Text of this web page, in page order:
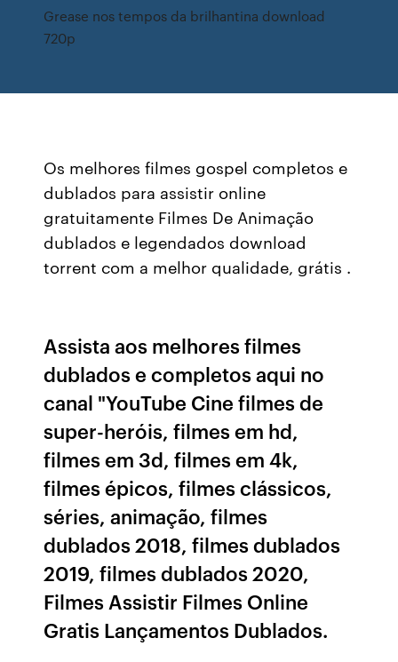
Grease nos tempos da brilhantina download
720p
Os melhores filmes gospel completos e
dublados para assistir online
gratuitamente Filmes De Animação
dublados e legendados download
torrent com a melhor qualidade, grátis .
Assista aos melhores filmes
dublados e completos aqui no
canal "YouTube Cine filmes de
super-heróis, filmes em hd,
filmes em 3d, filmes em 4k,
filmes épicos, filmes clássicos,
séries, animação, filmes
dublados 2018, filmes dublados
2019, filmes dublados 2020,
Filmes Assistir Filmes Online
Gratis Lançamentos Dublados.